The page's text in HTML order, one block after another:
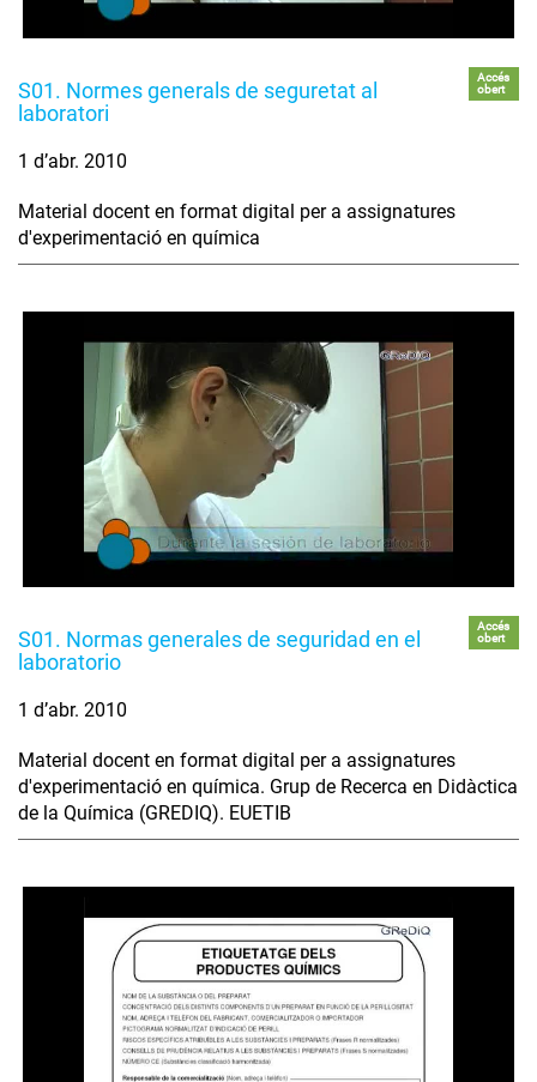
S01. Normes generals de seguretat al
laboratori
Accés
obert
1 d’abr. 2010
Material docent en format digital per a assignatures
d'experimentació en química
S01. Normas generales de seguridad en el
laboratorio
Accés
obert
1 d’abr. 2010
Material docent en format digital per a assignatures
d'experimentació en química. Grup de Recerca en Didàctica
de la Química (GREDIQ). EUETIB